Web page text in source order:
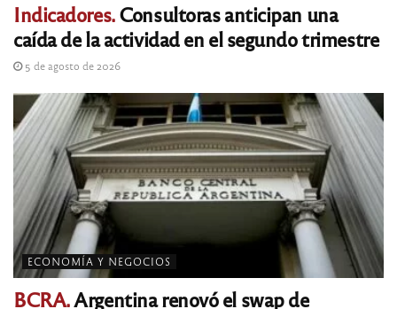
Indicadores.Consultoras anticipan una
caída de la actividad en el segundo trimestre
5 de agosto de 2026
ECONOMÍA Y NEGOCIOS
BCRA.Argentina renovó el swap de